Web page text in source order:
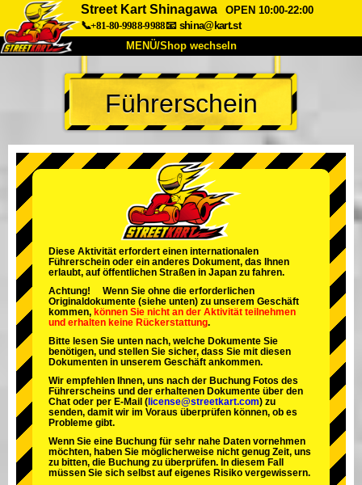
Street Kart Shinagawa
OPEN 10:00-22:00
📞+81-80-9988-9988📧 shina@kart.st
MENÜ/Shop wechseln
START
Über uns Spezifikationen Preise
Unternehmen Buchung
Shop wechseln
Tokio Shinagawa
Tokio Akihabara#2
Tokio Shibuya Annex Tokio Bucht
Tokio Asakusa Osaka
Okinawa
Führerschein
Diese Aktivität erfordert einen internationalen
Führerschein oder ein anderes Dokument, das Ihnen
erlaubt, auf öffentlichen Straßen in Japan zu fahren.
Achtung! Wenn Sie ohne die erforderlichen
Originaldokumente (siehe unten) zu unserem Geschäft
kommen, können Sie nicht an der Aktivität teilnehmen
und erhalten keine Rückerstattung.
Bitte lesen Sie unten nach, welche Dokumente Sie
benötigen, und stellen Sie sicher, dass Sie mit diesen
Dokumenten in unserem Geschäft ankommen.
Wir empfehlen Ihnen, uns nach der Buchung Fotos des
Führerscheins und der erhaltenen Dokumente über den
Chat oder per E-Mail ( license@streetkart.com) zu
senden, damit wir im Voraus überprüfen können, ob es
Probleme gibt.
Wenn Sie eine Buchung für sehr nahe Daten vornehmen
möchten, haben Sie möglicherweise nicht genug Zeit, uns
zu bitten, die Buchung zu überprüfen. In diesem Fall
müssen Sie sich selbst auf eigenes Risiko vergewissern.